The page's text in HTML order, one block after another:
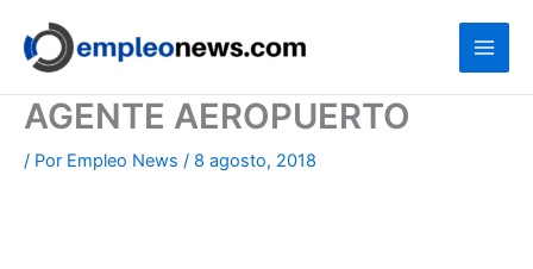
contenido
AGENTE AEROPUERTO
/ Por Empleo News / 8 agosto, 2018